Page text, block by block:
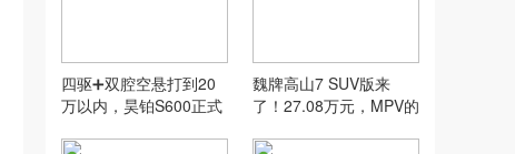
四驱➕双腔空悬打到20
万以内，昊铂S600正式
魏牌高山7 SUV版来
了！27.08万元，MPV的